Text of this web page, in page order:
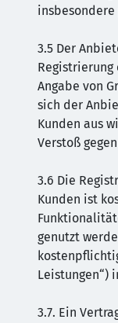
3.5 Der
Registrierung
Angabe von
sich der
Kunden aus
Verstoß
3.6 Die
Kunden ist
genutzt
Leistungen“)
3.7. Ein